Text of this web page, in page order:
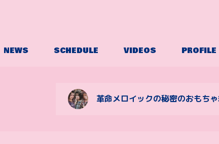
NEWS SCHEDULE VIDEOS PROFILE
革命メロイックの秘密のおもち